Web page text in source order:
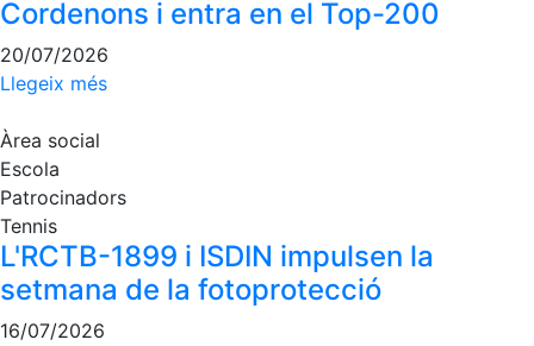
Cordenons i entra en el Top-200
20/07/2026
Llegeix més
Àrea social
Escola
Patrocinadors
Tennis
L'RCTB-1899 i ISDIN impulsen la
setmana de la fotoprotecció
16/07/2026